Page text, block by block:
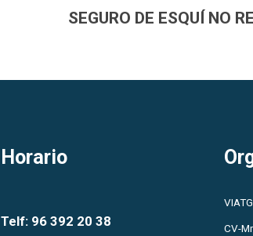
SEGURO DE ESQUÍ NO
Horario
Telf: 96 392 20 38 CV-